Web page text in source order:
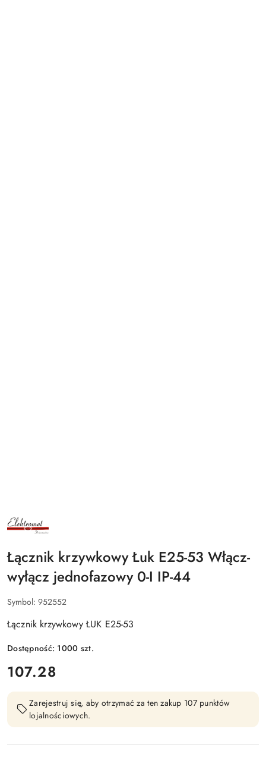
NAZWA
PRODUCENTA:
ELEKTROMET
Łącznik krzywkowy Łuk E25-53 Włącz-
wyłącz jednofazowy 0-I IP-44
Symbol: 952552
Łącznik krzywkowy ŁUK E25-53
Dostępność: 1000 szt.
cena:
107.28
Zarejestruj się, aby otrzymać za ten zakup 107 punktów
lojalnościowych.